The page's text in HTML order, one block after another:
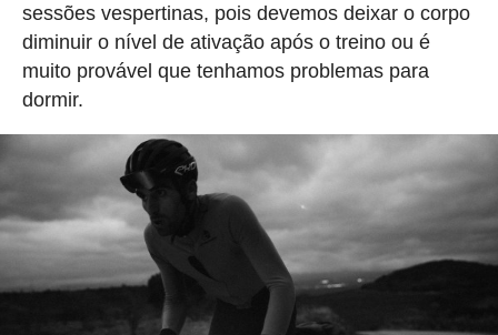
sessões vespertinas, pois devemos deixar o corpo
diminuir o nível de ativação após o treino ou é
muito provável que tenhamos problemas para
dormir.